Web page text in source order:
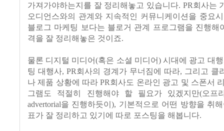
가져가야하는지를 잘 정리해놓고 있습니다. PR회사는
오디언스와의 관계와 지속적인 커뮤니케이션을 중요
블로그 마케팅 보다는 블로거 관계 프로그램을 진행해
격을 잘 정리해놓은 것이죠.
물론 디지털 미디어(혹은 소셜 미디어)시대에 광고 대
팅 대행사, PR회사의 경계가 무너짐에 따라, 그리고 클
나 제품 상황에 따라 PR회사도 온라인 광고 및 스폰서
그램도 적절히 진행해야 할 필요가 있겠지만(오프
advertorial을 진행하듯이), 기본적으로 어떤 방향을 취
표가 잘 정리하고 있기에 따로 포스팅을 해봅니다.